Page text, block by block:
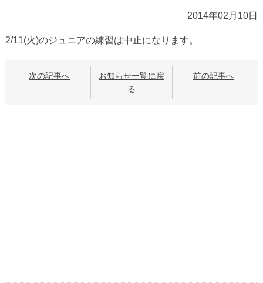
2014年02月10日
2/11(火)のジュニアの練習は中止になります。
次の記事へ
お知らせ一覧に戻
る
前の記事へ